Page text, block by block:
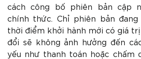
cách công bố phiên bản cập
chính thức. Chỉ phiên bản
thời điểm khởi hành mới có giá
đổi sẽ không ảnh hưởng đến
yếu như thanh toán hoặc chấm